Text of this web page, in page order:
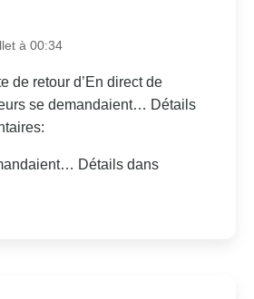
à 00:34
de retour d’En direct de
se demandaient… Détails
Détails dans